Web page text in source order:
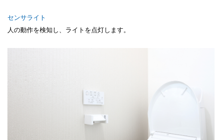
センサライト
人の動作を検知し、ライトを点灯します。